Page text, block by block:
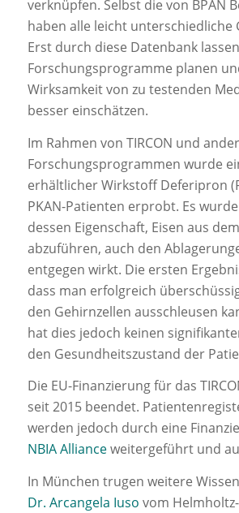
verknüpfen. Selbst die von BPAN
haben alle leicht unterschiedliche
Erst durch diese Datenbank
Forschungsprogramme planen
Wirksamkeit von zu testenden
besser einschätzen.
Im Rahmen von TIRCON und
Forschungsprogrammen wurde
erhältlicher Wirkstoff Deferipron
PKAN-Patienten erprobt. Es
dessen Eigenschaft, Eisen aus
abzuführen, auch den
entgegen wirkt. Die ersten
dass man erfolgreich
den Gehirnzellen ausschleusen
hat dies jedoch keinen
den Gesundheitszustand der
Die EU-Finanzierung für das
seit 2015 beendet.
werden jedoch durch eine
NBIA Allianceweitergeführt und
In München trugen weitere
Dr. Arcangela Iuso vom